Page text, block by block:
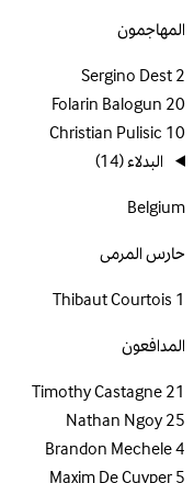
المهاجمون
2
Sergino Dest
20
Folarin Balogun
10
Christian Pulisic
البدلاء(14)
Belgium
حارس المرمى
1
Thibaut Courtois
المدافعون
21
Timothy Castagne
25
Nathan Ngoy
4
Brandon Mechele